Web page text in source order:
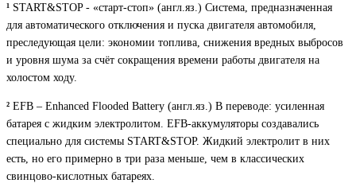
¹ START&STOP - «старт-стоп» (англ.яз.) Система, предназначенная
для автоматического отключения и пуска двигателя автомобиля,
преследующая цели: экономии топлива, снижения вредных выбросов
и уровня шума за счёт сокращения времени работы двигателя на
холостом ходу.
² EFB – Enhanced Flooded Battery (англ.яз.) В переводе: усиленная
батарея с жидким электролитом. EFB-аккумуляторы создавались
специально для системы START&STOP. Жидкий электролит в них
есть, но его примерно в три раза меньше, чем в классических
свинцово-кислотных батареях.